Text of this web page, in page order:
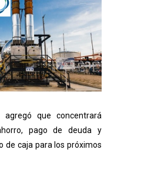
agregó que concentrará
pago de deuda y
de caja para los próximos